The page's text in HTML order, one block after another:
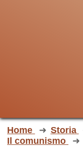
Home Storia
Il comunismo